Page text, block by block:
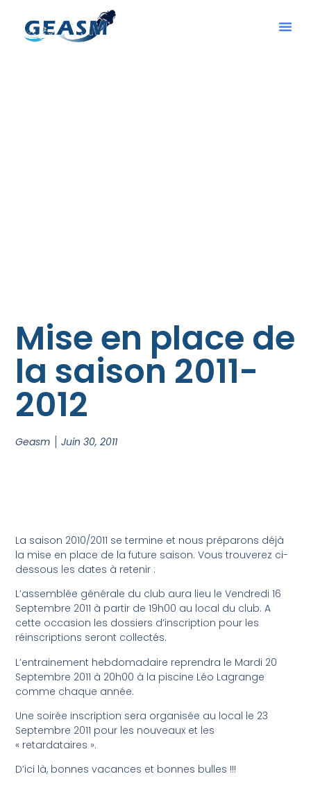
Mise en place de
la saison 2011-
2012
Geasm Juin 30, 2011
La saison 2010/2011 se termine et nous préparons déjà
la mise en place de la future saison. Vous trouverez ci-
dessous les dates à retenir :
L’assemblée générale du club aura lieu le Vendredi 16
Septembre 2011 à partir de 19h00 au local du club. A
cette occasion les dossiers d’inscription pour les
réinscriptions seront collectés.
L’entrainement hebdomadaire reprendra le Mardi 20
Septembre 2011 à 20h00 à la piscine Léo Lagrange
comme chaque année.
Une soirée inscription sera organisée au local le 23
Septembre 2011 pour les nouveaux et les
« retardataires ».
D’ici là, bonnes vacances et bonnes bulles !!!